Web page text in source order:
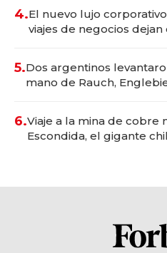
4.El nuevo lujo
viajes de negocios
5.Dos argentinos
mano de Rauch,
6.Viaje a la mina de cobre
Escondida, el gigante